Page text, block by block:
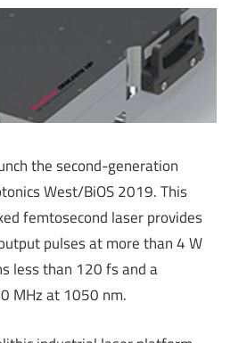
the second-generation
West/BiOS 2019. This
femtosecond laser provides
pulses at more than 4 W
less than 120 fs and a
MHz at 1050 nm.